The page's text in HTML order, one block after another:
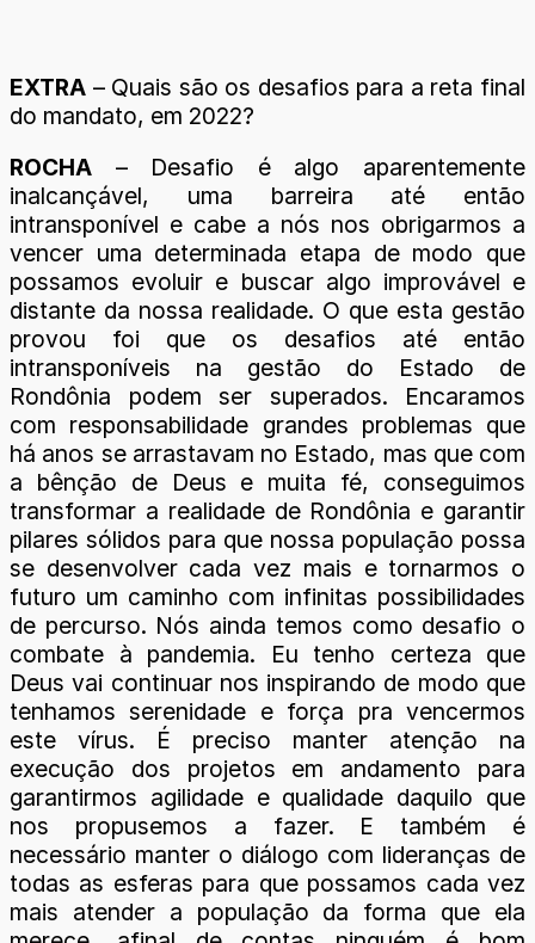
EXTRA – Quais são os desafios para a reta final
do mandato, em 2022?
ROCHA – Desafio é algo aparentemente
inalcançável, uma barreira até então
intransponível e cabe a nós nos obrigarmos a
vencer uma determinada etapa de modo que
possamos evoluir e buscar algo improvável e
distante da nossa realidade. O que esta gestão
provou foi que os desafios até então
intransponíveis na gestão do Estado de
Rondônia podem ser superados. Encaramos
com responsabilidade grandes problemas que
há anos se arrastavam no Estado, mas que com
a bênção de Deus e muita fé, conseguimos
transformar a realidade de Rondônia e garantir
pilares sólidos para que nossa população possa
se desenvolver cada vez mais e tornarmos o
futuro um caminho com infinitas possibilidades
de percurso. Nós ainda temos como desafio o
combate à pandemia. Eu tenho certeza que
Deus vai continuar nos inspirando de modo que
tenhamos serenidade e força pra vencermos
este vírus. É preciso manter atenção na
execução dos projetos em andamento para
garantirmos agilidade e qualidade daquilo que
nos propusemos a fazer. E também é
necessário manter o diálogo com lideranças de
todas as esferas para que possamos cada vez
mais atender a população da forma que ela